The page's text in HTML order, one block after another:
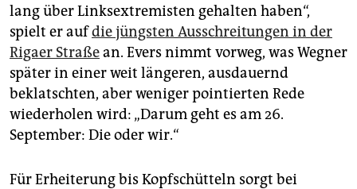
lang über Linksextremisten gehalten haben“,
spielt er aufdie jüngsten Ausschreitungen in der
Rigaer Straßean. Evers nimmt vorweg, was Wegner
später in einer weit längeren, ausdauernd
beklatschten, aber weniger pointierten Rede
wiederholen wird: „Darum geht es am 26.
September: Die oder wir.“
Für Erheiterung bis Kopfschütteln sorgt bei